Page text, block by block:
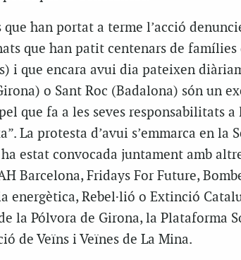
que han portat a terme l’acció
que han patit centenars de
i que encara avui dia pateixen
o Sant Roc (Badalona) són un
que fa a les seves responsabilitats
La protesta d’avui s’emmarca en la
estat convocada juntament amb
Barcelona, Fridays For Future,
energètica, Rebel·lió o Extinció
la Pólvora de Girona, la Plataforma
de Veïns i Veïnes de La Mina.